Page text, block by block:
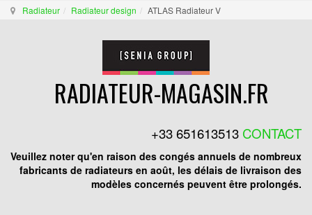
Radiateur Radiateur design ATLAS Radiateur V
RADIATEUR-MAGASIN.FR
+33 651613513 CONTACT
Veuillez noter qu'en raison des congés annuels de nombreux
fabricants de radiateurs en août, les délais de livraison des
modèles concernés peuvent être prolongés.